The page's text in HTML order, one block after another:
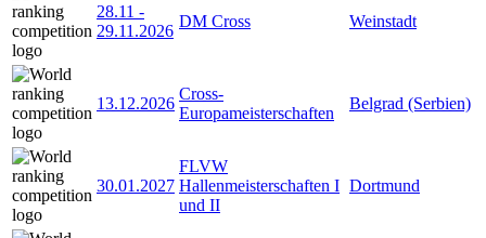
28.11 -
29.11.2026
DM Cross Weinstadt
13.12.2026
Cross-
Europameisterschaften
Belgrad (Serbien)
30.01.2027
FLVW
Hallenmeisterschaften I
und II
Dortmund